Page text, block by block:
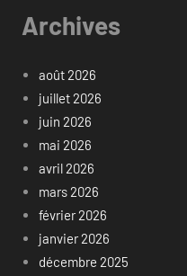
Archives
août 2026
juillet 2026
juin 2026
mai 2026
avril 2026
mars 2026
février 2026
janvier 2026
décembre 2025